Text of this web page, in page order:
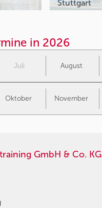
Stuttgart
in 2026
Juli August
Oktober November
GmbH & Co. KG